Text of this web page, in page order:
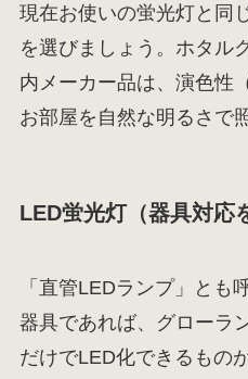
現在お使いの蛍光灯と同
を選びましょう。ホタル
内メーカー品は、演色性
お部屋を自然な明るさで
LED蛍光灯（器具対応
「直管LEDランプ」とも
器具であれば、グローラ
だけでLED化できるもの